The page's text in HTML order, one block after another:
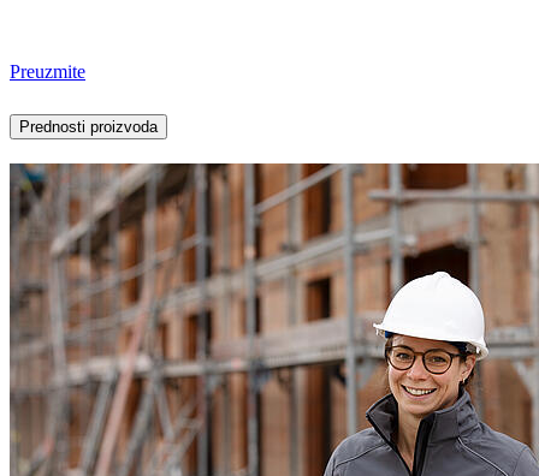
Preuzmite
Prednosti proizvoda